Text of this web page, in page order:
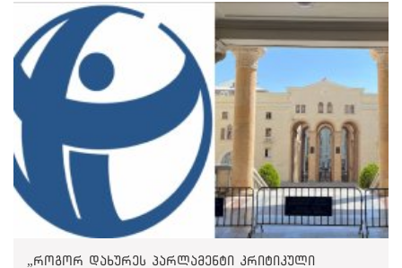
„როგორ დახურეს პარლამენტი კრიტიკული